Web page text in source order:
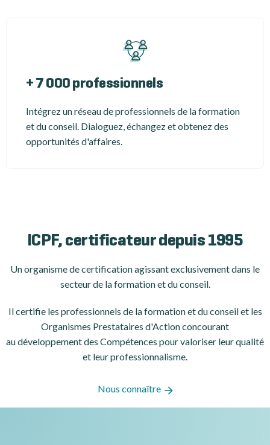
+ 7 000 professionnels
Intégrez un réseau de professionnels de la formation
et du conseil. Dialoguez, échangez et obtenez des
opportunités d'affaires.
ICPF, certificateur depuis 1995
Un organisme de certificationagissant exclusivement dans le
secteur de la formation et du conseil.
Il certifie les professionnels de la formation et du conseil et les
Organismes Prestataires d'Action concourant
au développement des Compétences pour valoriser leur qualité
et leur professionnalisme.
Nous connaître